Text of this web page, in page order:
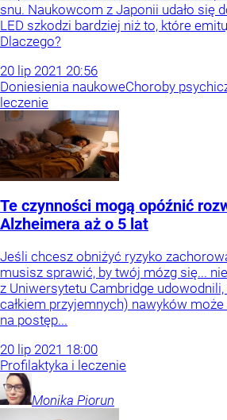
snu. Naukowcom z Japonii udało się
LED szkodzi bardziej niż to, które
Dlaczego?
20 lip 2021 20:56
Doniesienia naukoweChoroby
leczenie
Te czynności mogą opóźnić
Alzheimera aż o 5 lat
Jeśli chcesz obniżyć ryzyko
musisz sprawić, by twój mózg się...
z Uniwersytetu Cambridge
całkiem przyjemnych) nawyków może
na postęp...
20 lip 2021 18:00
Profilaktyka i leczenie
Monika Piorun